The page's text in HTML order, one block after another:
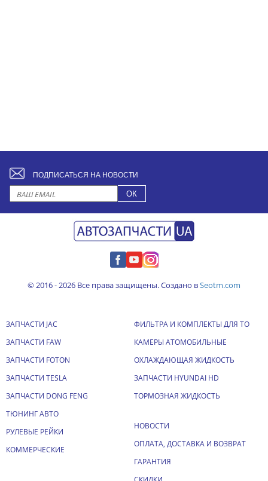
ПОДПИСАТЬСЯ НА НОВОСТИ
© 2016 - 2026 Все права защищены. Создано вSeotm.com
ЗАПЧАСТИ JAC
ЗАПЧАСТИ FAW
ЗАПЧАСТИ FOTON
ЗАПЧАСТИ TESLA
ЗАПЧАСТИ DONG FENG
ТЮНИНГ АВТО
РУЛЕВЫЕ РЕЙКИ
КОММЕРЧЕСКИЕ
ФИЛЬТРА И КОМПЛЕКТЫ ДЛЯ ТО
КАМЕРЫ АТОМОБИЛЬНЫЕ
ОХЛАЖДАЮЩАЯ ЖИДКОСТЬ
ЗАПЧАСТИ HYUNDAI HD
ТОРМОЗНАЯ ЖИДКОСТЬ
НОВОСТИ
ОПЛАТА, ДОСТАВКА И ВОЗВРАТ
ГАРАНТИЯ